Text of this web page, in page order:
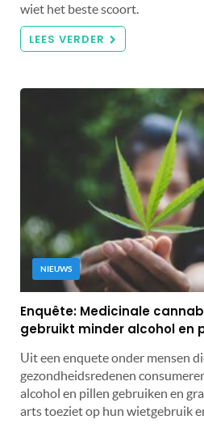
wiet het beste scoort.
LEES VERDER
NIEUWS
Enquête: Medicinale
gebruikt minder alcohol en
Uit een enquete onder mensen
gezondheidsredenen
alcohol en pillen gebruiken en
arts toeziet op hun wietgebruik